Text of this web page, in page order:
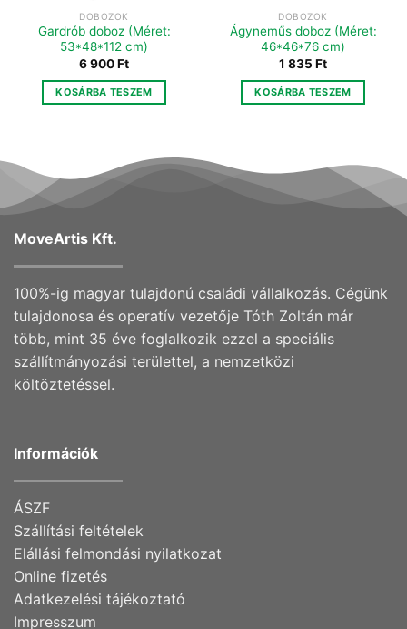
DOBOZOK
Gardrób doboz (Méret:
53*48*112 cm)
6 900Ft
KOSÁRBA TESZEM
DOBOZOK
Ágyneműs doboz (Méret:
46*46*76 cm)
1 835 Ft
KOSÁRBA TESZEM
MoveArtis Kft.
100%-ig magyar tulajdonú családi vállalkozás. Cégünk
tulajdonosa és operatív vezetője Tóth Zoltán már
több, mint 35 éve foglalkozik ezzel a speciális
szállítmányozási területtel, a nemzetközi
költöztetéssel.
Információk
ÁSZF
Szállítási feltételek
Elállási felmondási nyilatkozat
Online fizetés
Adatkezelési tájékoztató
Impresszum